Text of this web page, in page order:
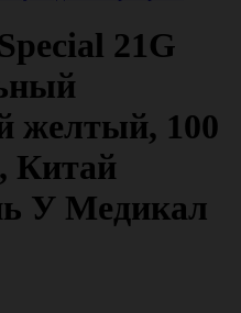
21G
желтый, 100
Китай
У Медикал